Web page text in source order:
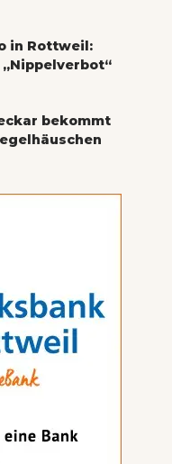
in Rottweil:
bekommt